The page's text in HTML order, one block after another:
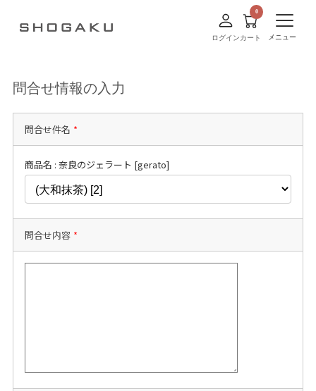
ログインカート メニュー
問合せ情報の入力
問合せ件名 *
商品名 : 奈良のジェラート [gerato]
問合せ内容 *